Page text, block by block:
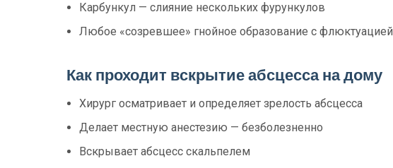
Карбункул — слияние нескольких фурункулов
Любое «созревшее» гнойное образование с флюктуацией
Как проходит вскрытие абсцесса на дому
Хирург осматривает и определяет зрелость абсцесса
Делает местную анестезию — безболезненно
Вскрывает абсцесс скальпелем